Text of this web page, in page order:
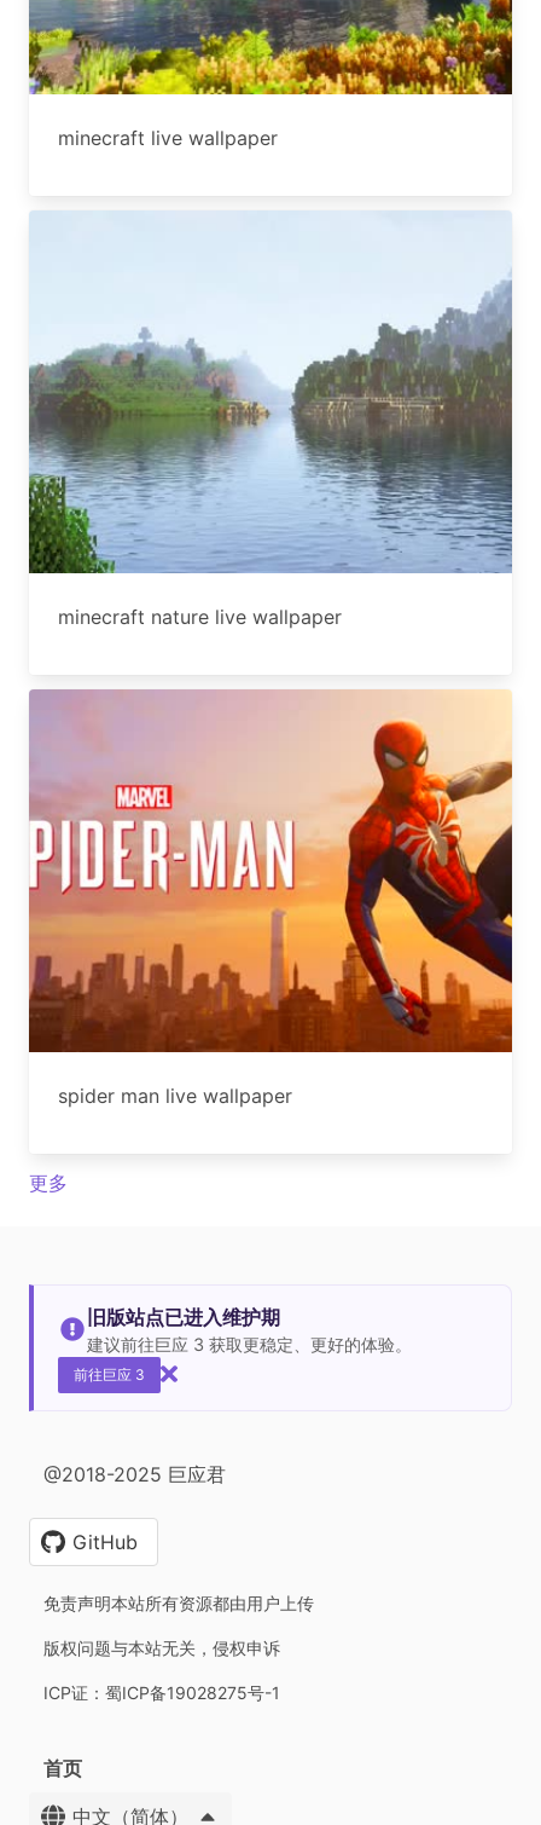
minecraft live wallpaper
minecraft nature live wallpaper
spider man live wallpaper
更多
旧版站点已进入维护期
建议前往巨应 3 获取更稳定、更好的体验。
前往巨应 3
@2018-2025 巨应君
GitHub
免责声明本站所有资源都由用户上传
版权问题与本站无关，侵权申诉
ICP证：蜀ICP备19028275号-1
首页
中文（简体）